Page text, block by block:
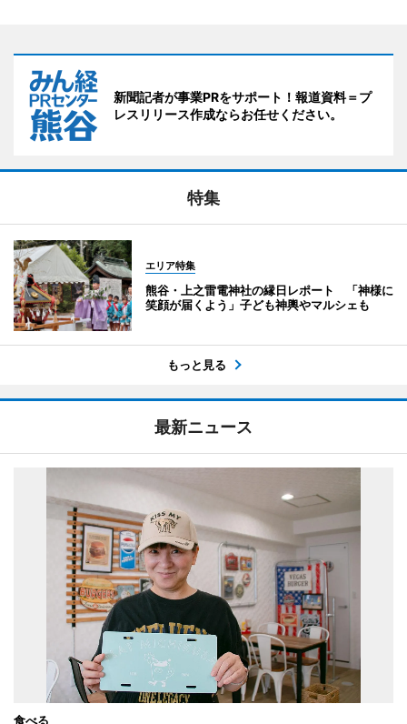
新聞記者が事業PRをサポート！報道資料＝プ
レスリリース作成ならお任せください。
特集
エリア特集
熊谷・上之雷電神社の縁日レポート 「神様に
笑顔が届くよう」子ども神輿やマルシェも
もっと見る
最新ニュース
食べる